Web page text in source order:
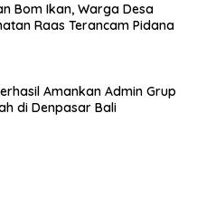
Bom Ikan, Warga Desa
Raas Terancam Pidana
Amankan Admin Grup
di Denpasar Bali